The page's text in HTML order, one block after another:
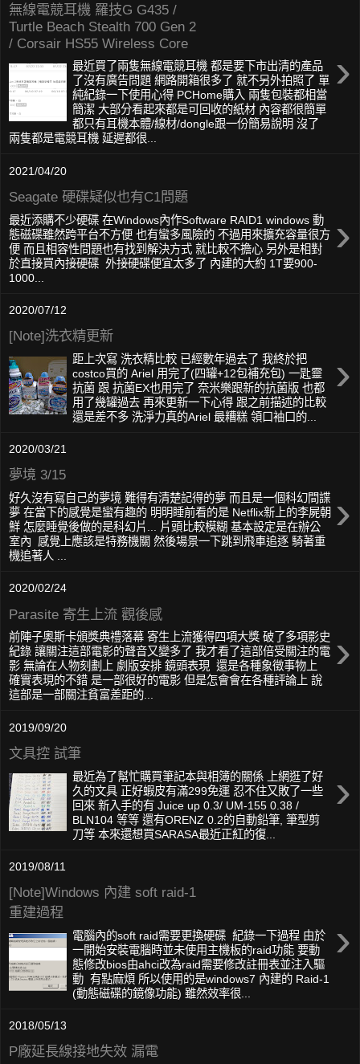
無線電競耳機 羅技G G435 /
Turtle Beach Stealth 700 Gen 2
/ Corsair HS55 Wireless Core
›
最近買了兩隻無線電競耳機 都是要下市出清的產品
了沒有廣告問題 網路開箱很多了 就不另外拍照了 單
純紀錄一下使用心得 PCHome購入 兩隻包裝都相當
簡潔 大部分看起來都是可回收的紙材 內容都很簡單
都只有耳機本體/線材/dongle跟一份簡易說明 沒了
兩隻都是電競耳機 延遲都很...
2021/04/20
Seagate 硬碟疑似也有C1問題
›
最近添購不少硬碟 在Windows內作Software RAID1 windows 動
態磁碟雖然跨平台不方便 也有蠻多風險的 不過用來擴充容量很方
便 而且相容性問題也有找到解決方式 就比較不擔心 另外是相對
於直接買內接硬碟 外接硬碟便宜太多了 內建的大約 1T要900-
1000...
2020/07/12
[Note]洗衣精更新
›
距上次寫 洗衣精比較 已經數年過去了 我終於把
costco買的 Ariel 用完了(四罐+12包補充包) 一匙靈
抗菌 跟 抗菌EX也用完了 奈米樂跟新的抗菌版 也都
用了幾罐過去 再來更新一下心得 跟之前描述的比較
還是差不多 洗淨力真的Ariel 最糟糕 領口袖口的...
2020/03/21
夢境 3/15
›
好久沒有寫自己的夢境 難得有清楚記得的夢 而且是一個科幻間諜
夢 在當下的感覺是蠻有趣的 明明睡前看的是 Netflix新上的李屍朝
鮮 怎麼睡覺後做的是科幻片... 片頭比較模糊 基本設定是在辦公
室內 感覺上應該是特務機關 然後場景一下跳到飛車追逐 騎著重
機追著人 ...
2020/02/24
Parasite 寄生上流 觀後感
›
前陣子奧斯卡頒獎典禮落幕 寄生上流獲得四項大獎 破了多項影史
紀錄 讓關注這部電影的聲音又變多了 我才看了這部倍受關注的電
影 無論在人物刻劃上 劇版安排 鏡頭表現 還是各種象徵事物上
確實表現的不錯 是一部很好的電影 但是怎會會在各種評論上 說
這部是一部關注貧富差距的...
2019/09/20
文具控 試筆
›
最近為了幫忙購買筆記本與相簿的關係 上網逛了好
久的文具 正好蝦皮有滿299免運 忍不住又敗了一些
回來 新入手的有 Juice up 0.3/ UM-155 0.38 /
BLN104 等等 還有ORENZ 0.2的自動鉛筆, 筆型剪
刀等 本來還想買SARASA最近正紅的復...
2019/08/11
[Note]Windows 內建 soft raid-1
重建過程
›
電腦內的soft raid需要更換硬碟 紀錄一下過程 由於
一開始安裝電腦時並未使用主機板的raid功能 要動
態修改bios由ahci改為raid需要修改註冊表並注入驅
動 有點麻煩 所以使用的是windows7 內建的 Raid-1
(動態磁碟的鏡像功能) 雖然效率很...
2018/05/13
P廠延長線接地失效 漏電